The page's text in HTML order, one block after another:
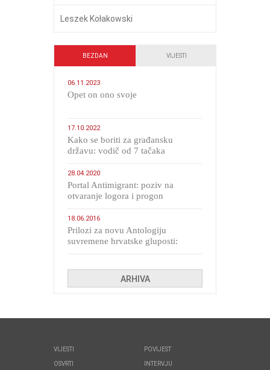
Leszek Kołakowski
BEZDAN VIJESTI
06.11.2023
​Opet on ono svoje
17.10.2022
Kako se boriti za građansku
državu: vodič od 7 tačaka
28.04.2020
Portal Antimigrant: poziv na
otvaranje logora i progon
18.06.2016
Prilozi za novu Antologiju
suvremene hrvatske gluposti:
ARHIVA
VIJESTI
OSVRTI
POVIJEST
INTERVJU